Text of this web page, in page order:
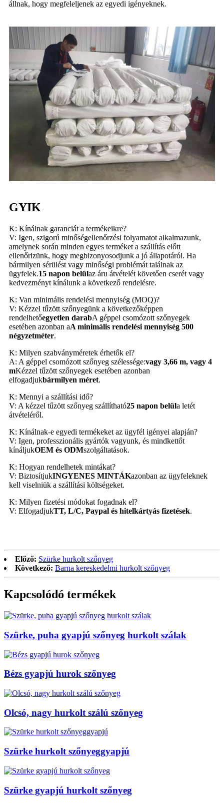
állnak, hogy megfeleljenek az egyedi igényeknek.
GYIK
K: Kínálnak garanciát a termékeikre?
V: Igen, szigorú minőségellenőrzési folyamatot alkalmazunk,
amelynek során minden egyes terméket a szállítás előtt
ellenőrizünk, hogy megbizonyosodjunk a jó állapotáról. Ha
bármilyen sérülést vagy minőségi problémát találnak az
ügyfelek.15 napon belülaz áru átvételét követően cserét vagy
kedvezményt kínálunk a következő rendelésre.
K: Van minimális rendelési mennyiség (MOQ)?
V: Kézzel tűzött szőnyegünk a következőképpen
rendelhetőegyetlen darabA géppel csomózott szőnyegek
esetében azonban aA minimális rendelési mennyiség 500
négyzetméter.
K: Milyen szabványméretek érhetők el?
A: A géppel csomózott szőnyeg szélessége:vagy 3,66 m, vagy 4
mKézzel tűzött szőnyegek esetében azonban
elfogadjukbármilyen méret.
K: Mennyi a szállítási idő?
V: A kézzel tűzött szőnyeg szállítható25 napon belüla letét
átvételéről.
K: Kínálnak-e egyedi termékeket az ügyfél igényei alapján?
V: Igen, professzionális gyártók vagyunk, és mindkettőt
kínáljukOEM és ODMszolgáltatások.
K: Hogyan rendelhetek mintákat?
V: BiztosítjukINGYENES MINTÁKazonban az ügyfeleknek
kell viselniük a szállítási költségeket.
K: Milyen fizetési módokat fogadnak el?
V: ElfogadjukTT, L/C, Paypal és hitelkártyás fizetések.
Előző: Szürke hurkolt szőnyeg
Következő: Barna kereskedelmi hurkolt szőnyeg
Kapcsolódó termékek
Szürke, puha gyapjú szőnyeg hurkolt szálak
Bézs gyapjú hurok szőnyeg
Olcsó, nagy hurkolt szálú szőnyeg
Szürke hurkolt szőnyeggyapjú
Szürke gyapjú hurkolt szőnyeg